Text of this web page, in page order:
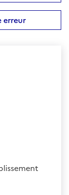
erreur